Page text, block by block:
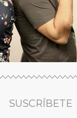
SUSCRÍBETE